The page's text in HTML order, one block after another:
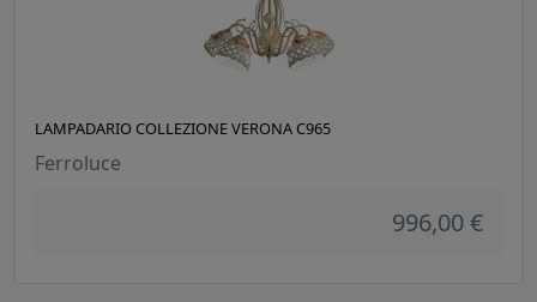
LAMPADARIO COLLEZIONE VERONA C965
Ferroluce
996,00 €